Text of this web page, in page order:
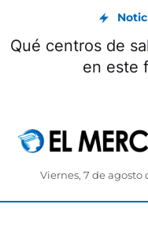
Qué centros de
en este
Viernes, 7 de agosto